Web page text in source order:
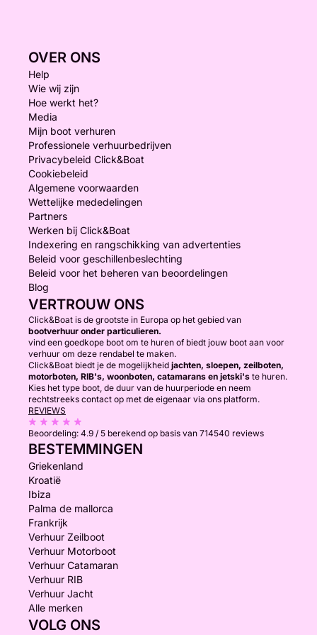
OVER ONS
Help
Wie wij zijn
Hoe werkt het?
Media
Mijn boot verhuren
Professionele verhuurbedrijven
Privacybeleid Click&Boat
Cookiebeleid
Algemene voorwaarden
Wettelijke mededelingen
Partners
Werken bij Click&Boat
Indexering en rangschikking van advertenties
Beleid voor geschillenbeslechting
Beleid voor het beheren van beoordelingen
Blog
VERTROUW ONS
Click&Boat is de grootste in Europa op het gebied van
bootverhuur onder particulieren.
vind een goedkope boot om te huren of biedt jouw boot aan voor
verhuur om deze rendabel te maken.
Click&Boat biedt je de mogelijkheid jachten, sloepen, zeilboten,
motorboten, RIB's, woonboten, catamarans en jetski's te huren.
Kies het type boot, de duur van de huurperiode en neem
rechtstreeks contact op met de eigenaar via ons platform.
REVIEWS
Beoordeling: 4.9 / 5 berekend op basis van 714540 reviews
BESTEMMINGEN
Griekenland
Kroatië
Ibiza
Palma de mallorca
Frankrijk
Verhuur Zeilboot
Verhuur Motorboot
Verhuur Catamaran
Verhuur RIB
Verhuur Jacht
Alle merken
VOLG ONS